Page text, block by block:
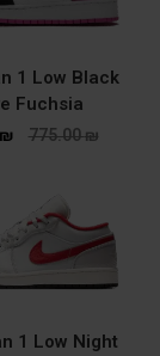
1 Low Black
Fuchsia
775.00₪
₪
1 Low Night